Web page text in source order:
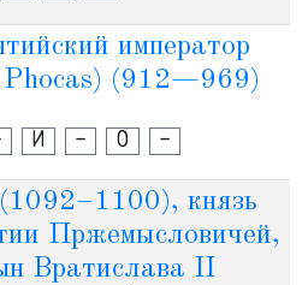
император
Phocas) (912—969)
И - О -
князь
Пржемысловичей,
Вратислава II